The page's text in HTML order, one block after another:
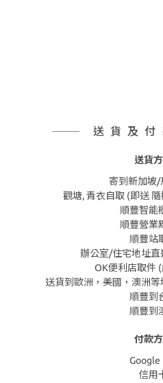
送貨及付
送貨
寄到新加坡/
觀塘, 青衣自取 (即送
順豐智能
順豐營業
順豐站
辦公室/住宅地址直
OK便利店取件
送貨到歐洲，美國，澳洲等
順豐到
順豐到
付款
Google
信用